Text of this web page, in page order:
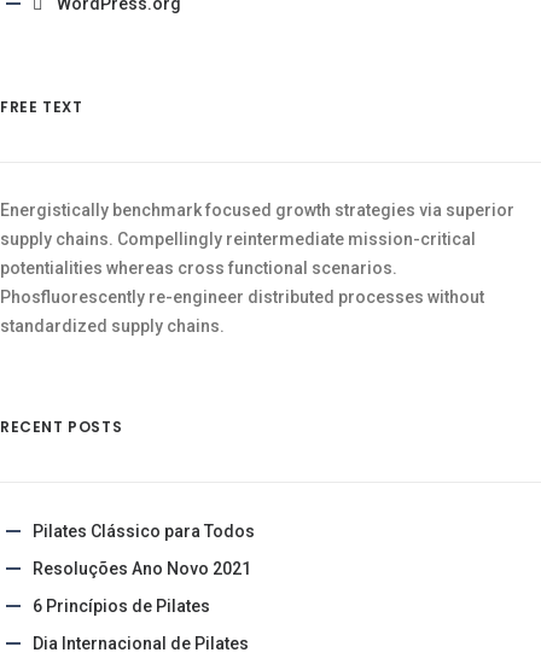
FREE TEXT
Energistically benchmark focused growth strategies via superior
supply chains. Compellingly reintermediate mission-critical
potentialities whereas cross functional scenarios.
Phosfluorescently re-engineer distributed processes without
standardized supply chains.
RECENT POSTS
Pilates Clássico para Todos
Resoluções Ano Novo 2021
6 Princípios de Pilates
Dia Internacional de Pilates